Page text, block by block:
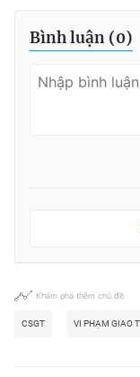
Bình luận (0)
Khám phá thêm chủ đề
CSGT VI PHẠM GIAO